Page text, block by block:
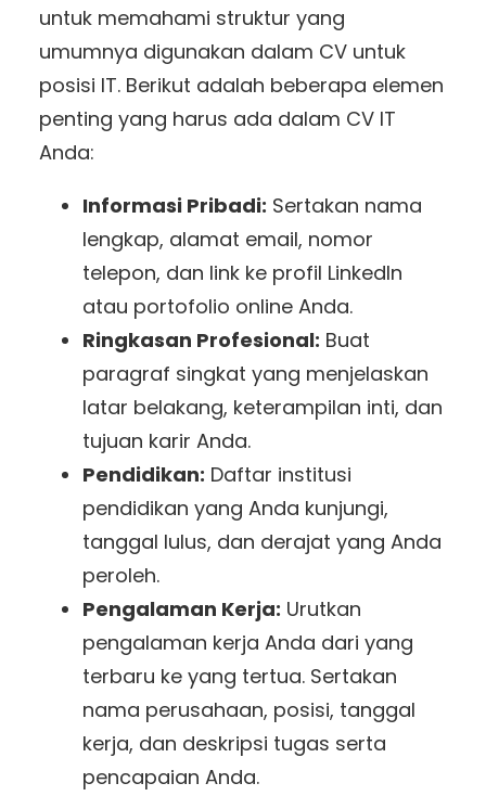
untuk memahami struktur yang
umumnya digunakan dalam CV untuk
posisi IT. Berikut adalah beberapa elemen
penting yang harus ada dalam CV IT
Anda:
Informasi Pribadi: Sertakan nama
lengkap, alamat email, nomor
telepon, dan link ke profil LinkedIn
atau portofolio online Anda.
Ringkasan Profesional: Buat
paragraf singkat yang menjelaskan
latar belakang, keterampilan inti, dan
tujuan karir Anda.
Pendidikan: Daftar institusi
pendidikan yang Anda kunjungi,
tanggal lulus, dan derajat yang Anda
peroleh.
Pengalaman Kerja: Urutkan
pengalaman kerja Anda dari yang
terbaru ke yang tertua. Sertakan
nama perusahaan, posisi, tanggal
kerja, dan deskripsi tugas serta
pencapaian Anda.